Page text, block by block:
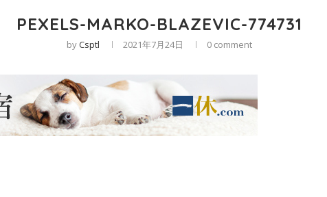
PEXELS-MARKO-BLAZEVIC-774731
byCsptl 2021年7月24日 0 comment